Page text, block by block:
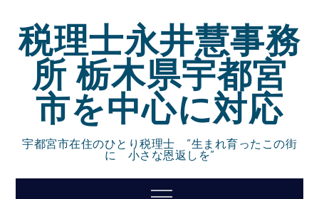
content
税理士永井慧事務
所 栃木県宇都宮
市を中心に対応
宇都宮市在住のひとり税理士 ”生まれ育ったこの街
に 小さな恩返しを”
Menu